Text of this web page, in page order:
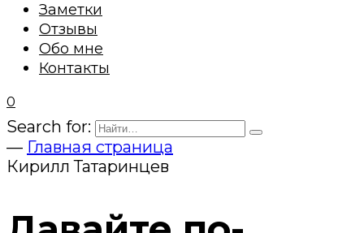
Заметки
Отзывы
Обо мне
Контакты
0
Search for:
— Главная страница
Кирилл Татаринцев